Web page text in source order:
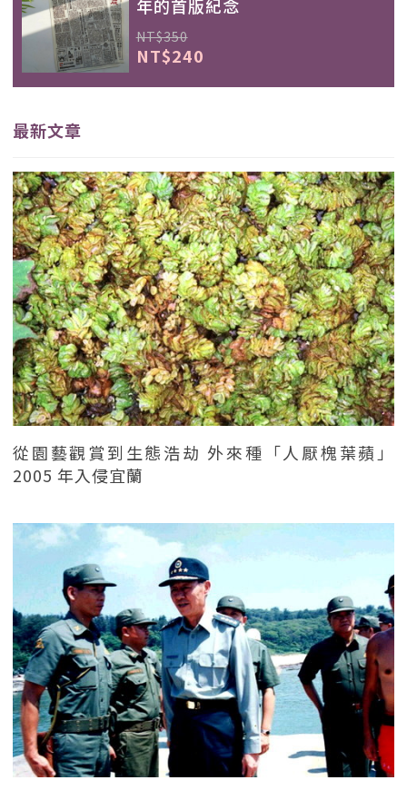
年的首版紀念
NT$350
NT$240
最新文章
從園藝觀賞到生態浩劫 外來種「人厭槐葉蘋」
2005 年入侵宜蘭